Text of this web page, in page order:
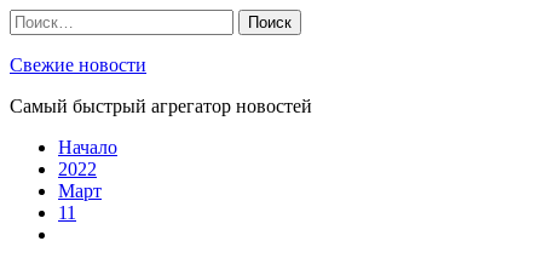
Skip
to
content
Найти:
Свежие новости
Самый быстрый агрегатор новостей
Начало
2022
Март
11